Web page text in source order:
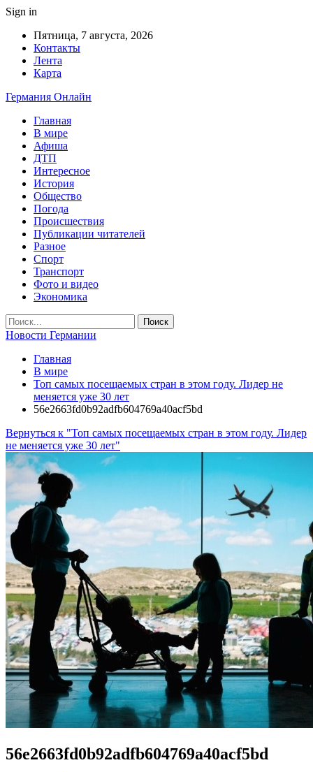
Sign in
Пятница, 7 августа, 2026
Контакты
Лента
Карта
Германия Онлайн
Главная
В мире
Афиша
ДТП
Интересное
История
Общество
Погода
Происшествия
Публикации читателей
Разное
Спорт
Транспорт
Фото и видео
Экономика
Новости Германии
Главная
В мире
Топ самых посещаемых стран в этом году. Лидер не
меняется уже 30 лет
56e2663fd0b92adfb604769a40acf5bd
Вернуться к "Топ самых посещаемых стран в этом году. Лидер
не меняется уже 30 лет"
56e2663fd0b92adfb604769a40acf5bd